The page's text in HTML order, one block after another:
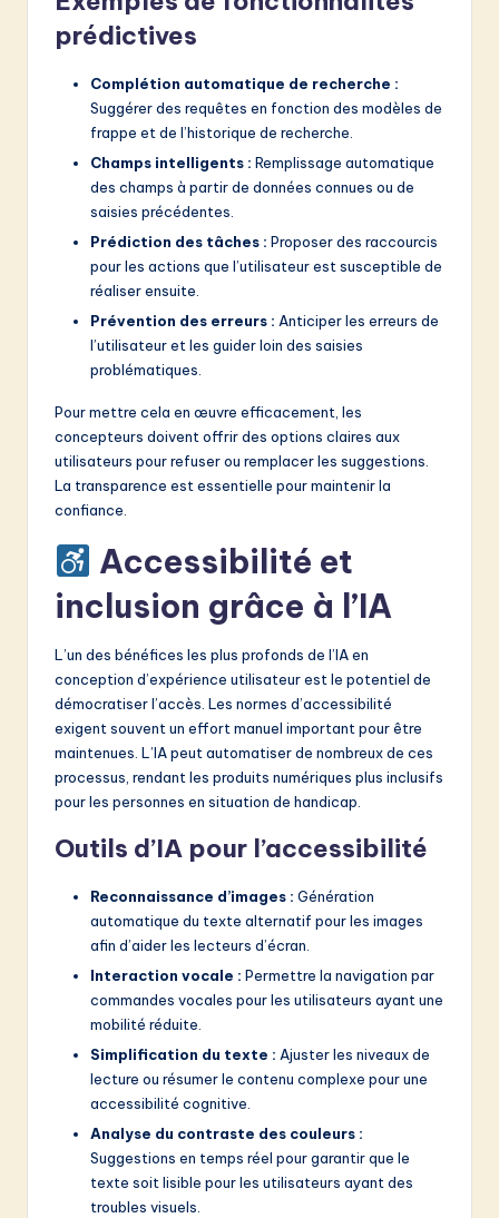
prédictives
Complétion automatique de recherche :
Suggérer des requêtes en fonction des modèles de
frappe et de l’historique de recherche.
Champs intelligents : Remplissage automatique
des champs à partir de données connues ou de
saisies précédentes.
Prédiction des tâches : Proposer des raccourcis
pour les actions que l’utilisateur est susceptible de
réaliser ensuite.
Prévention des erreurs : Anticiper les erreurs de
l’utilisateur et les guider loin des saisies
problématiques.
Pour mettre cela en œuvre efficacement, les
concepteurs doivent offrir des options claires aux
utilisateurs pour refuser ou remplacer les suggestions.
La transparence est essentielle pour maintenir la
confiance.
Accessibilité et
inclusion grâce à l’IA
L’un des bénéfices les plus profonds de l’IA en
conception d’expérience utilisateur est le potentiel de
démocratiser l’accès. Les normes d’accessibilité
exigent souvent un effort manuel important pour être
maintenues. L’IA peut automatiser de nombreux de ces
processus, rendant les produits numériques plus inclusifs
pour les personnes en situation de handicap.
Outils d’IA pour l’accessibilité
Reconnaissance d’images : Génération
automatique du texte alternatif pour les images
afin d’aider les lecteurs d’écran.
Interaction vocale : Permettre la navigation par
commandes vocales pour les utilisateurs ayant une
mobilité réduite.
Simplification du texte : Ajuster les niveaux de
lecture ou résumer le contenu complexe pour une
accessibilité cognitive.
Analyse du contraste des couleurs :
Suggestions en temps réel pour garantir que le
texte soit lisible pour les utilisateurs ayant des
troubles visuels.